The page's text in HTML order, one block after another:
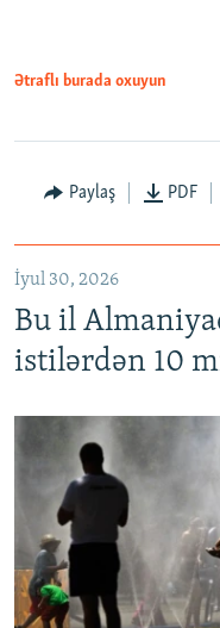
Ətraflı burada oxuyun
Paylaş PDF
İyul 30, 2026
Bu il
istilərdən 10